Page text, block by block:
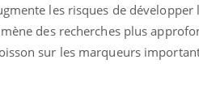
les risques de développer
des recherches plus
sur les marqueurs